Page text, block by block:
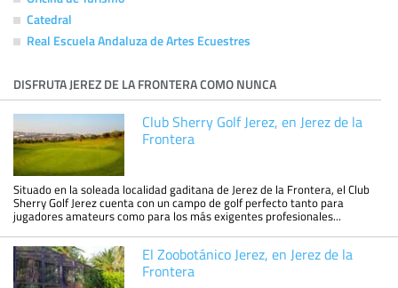
Catedral
Real Escuela Andaluza de Artes Ecuestres
DISFRUTA JEREZ DE LA FRONTERA COMO NUNCA
Club Sherry Golf Jerez, en Jerez de la
Frontera
Situado en la soleada localidad gaditana de Jerez de la Frontera, el Club
Sherry Golf Jerez cuenta con un campo de golf perfecto tanto para
jugadores amateurs como para los más exigentes profesionales...
El Zoobotánico Jerez, en Jerez de la
Frontera